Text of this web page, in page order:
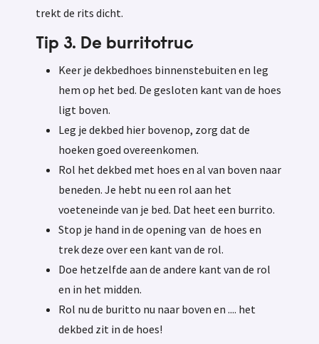
trekt de rits dicht.
Tip 3. De burritotruc
Keer je dekbedhoes binnenstebuiten en leg
hem op het bed. De gesloten kant van de hoes
ligt boven.
Leg je dekbed hier bovenop, zorg dat de
hoeken goed overeenkomen.
Rol het dekbed met hoes en al van boven naar
beneden. Je hebt nu een rol aan het
voeteneinde van je bed. Dat heet een burrito.
Stop je hand in de opening van de hoes en
trek deze over een kant van de rol.
Doe hetzelfde aan de andere kant van de rol
en in het midden.
Rol nu de buritto nu naar boven en .... het
dekbed zit in de hoes!